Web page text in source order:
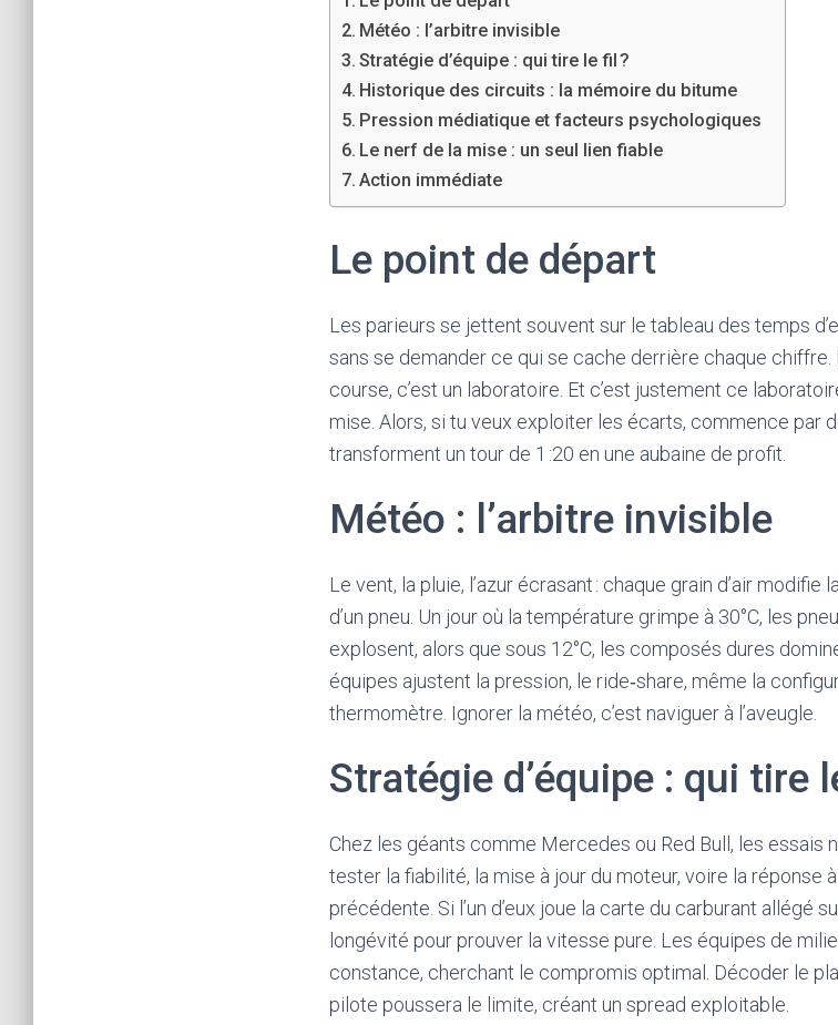
e
r
c
e
z
u
n
c
s
n
o
e
n
l
g
e
a
c
c
e
p
Météo : l’arbitre invisible
Stratégie d’équipe : qui tire le fil ?
Historique des circuits : la mémoire du bitume
Pression médiatique et facteurs psychologiques
Le nerf de la mise : un seul lien fiable
Action immédiate
Le point de départ
Les parieurs se jettent souvent sur le tableau des temps
sans se demander ce qui se cache derrière chaque chiffre.
course, c’est un laboratoire. Et c’est justement ce
mise. Alors, si tu veux exploiter les écarts, commence par
transforment un tour de 1 :20 en une aubaine de profit.
Météo : l’arbitre invisible
Le vent, la pluie, l’azur écrasant : chaque grain d’air modifie
d’un pneu. Un jour où la température grimpe à 30°C, les
explosent, alors que sous 12°C, les composés dures
équipes ajustent la pression, le ride‑share, même la
thermomètre. Ignorer la météo, c’est naviguer à l’aveugle.
Stratégie d’équipe : qui tire
Chez les géants comme Mercedes ou Red Bull, les essais
tester la fiabilité, la mise à jour du moteur, voire la réponse
précédente. Si l’un d’eux joue la carte du carburant allégé
longévité pour prouver la vitesse pure. Les équipes de
constance, cherchant le compromis optimal. Décoder le
pilote poussera le limite, créant un spread exploitable.